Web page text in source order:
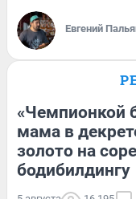
Евгений
«Чемпионкой
мама в
золото на
бодибилдингу